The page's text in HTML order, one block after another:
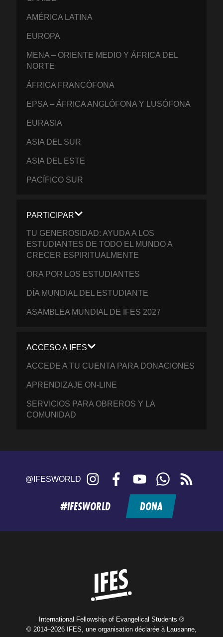
AMÉRICA LATINA
EUROPA
MENA – ORIENTE MEDIO Y ÁFRICA DEL
NORTE
ÁFRICA FRANCÓFONA
EPSA – ÁFRICA ANGLÓFONA Y LUSÓFONA
EURASIA
ASIA DEL SUR
ASIA DEL ESTE
PACÍFICO SUR
PARTICIPAR
TU GENEROSIDAD: AYUDA A LOS
ESTUDIANTES DE TODO EL MUNDO A
CRECER ESPIRITUALMENTE
ORA POR LOS ESTUDIANTES
DÍA MUNDIAL DEL ESTUDIANTE
ASAMBLEA MUNDIAL DE IFES 2027
ACCESO A IFES
ACCEDE A TU CUENTA PARA DONACIONES
APRENDIZAJE ON-LINE
SERVICIOS PARA OBREROS Y LA
COMUNIDAD
@IFESWORLD Instagram FacebookYouTubeWhatsApp
feed
#IFESWORLD DONA
International Fellowship of Evangelical Students ®
© 2014–2026 IFES, une organisation déclarée à Lausanne,